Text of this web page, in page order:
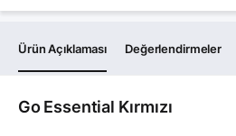
Ürün Açıklaması Değerlendirmeler
Go Essential Kırmızı